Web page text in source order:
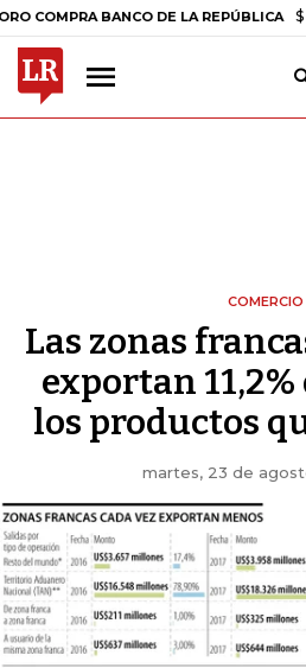
BANCO DE LA REPÚBLICA $
COMERCIO
Las zonas
exportan
los productos
martes, 23 de